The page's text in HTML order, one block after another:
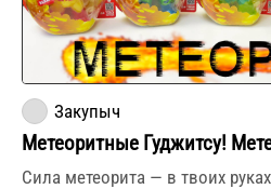
Закупыч
Метеоритные Гуджитсу!
Сила метеорита — в твоих